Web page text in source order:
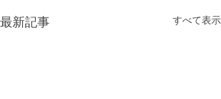
最新記事 すべて表示